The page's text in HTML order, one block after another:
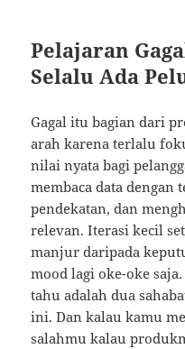
Pelajaran
Selalu Ada
Gagal itu bagian dari
arah karena terlalu
nilai nyata bagi
membaca data dengan
pendekatan, dan
relevan. Iterasi kecil
manjur daripada
mood lagi oke-oke
tahu adalah dua
ini. Dan kalau kamu
salahmu kalau